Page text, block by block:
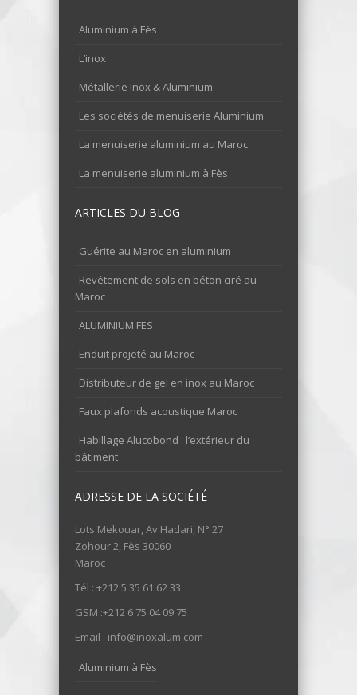
Aluminium à Fès
L’inox
Métallerie Inox & Aluminium
Les sociétés de menuiserie Aluminium
La menuiserie aluminium au Maroc
La menuiserie aluminium à Fès
ARTICLES DU BLOG
Guérite au Maroc en aluminium
Revêtement de sols en béton ciré au
Maroc
ALUMINIUM FES
Enduit projeté au Maroc
Distributeur de gel en inox au Maroc
Faux plafonds acoustique Maroc
Habillage Alucobond : l’extérieur du
bâtiment
ADRESSE DE LA SOCIÉTÉ
Lots Mekouar, Av Hadari, N° 27
Zohour 2, Fès 30060
Maroc
Tél : +212 5 35 61 62 33
GSM :+212 6 75 04 09 75
Email : info@inoxalum.com
Aluminium à Fès